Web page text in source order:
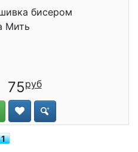
бисером
Мить
75
1